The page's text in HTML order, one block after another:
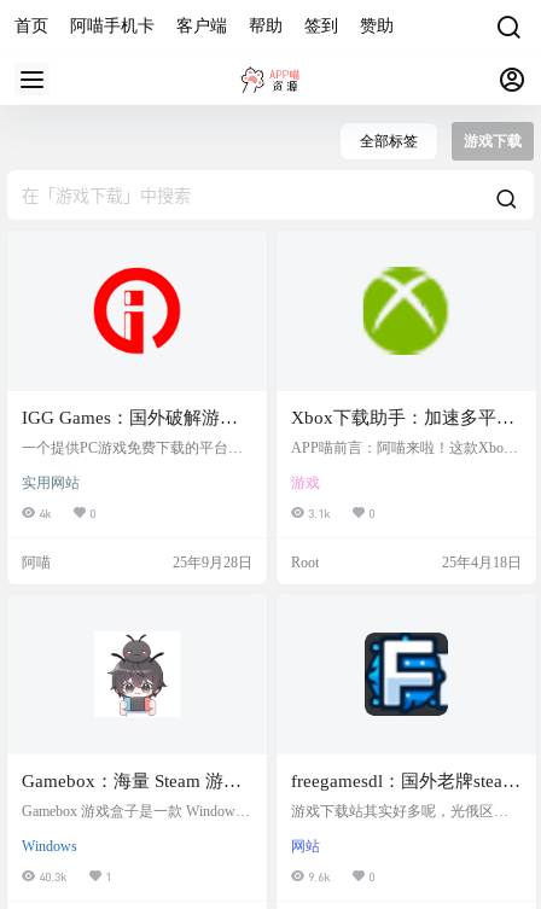
首页 阿喵手机卡 客户端 帮助 签到 赞助
全部标签 游戏下载
IGG Games：国外破解游戏
资源下载站，各种类型电脑
一个提供PC游戏免费下载的平台，
ent下载各种类型的游戏。 涵盖了从
休闲、冒险到策略等多个游戏类
k拦截 网站截图 网站链接
实用网站
4k 0
阿喵 25年9月28日
Xbox下载助手：加速多平台
游戏下载，提升下载体验，
家庭网络和路由器设置，支
持PC下载回传和硬盘导入
APP喵前言：阿喵来啦！这款Xbox
无论是Xbox、微软商店、PS、NS还
是其他游戏平台，只要设置一下DN
载速度慢问题的小伙伴，让你的游
DN服务器加速Xbox、微软商店、P
S、NS、EA app & …
游戏
3.1k 0
Root 25年4月18日
Gamebox：海量 Steam 游戏
Windows下载盒子
Gamebox 游戏盒子是一款 Windows
测试500M带宽，目前下载速度基本
能跑满。软件基于 Electron 开发，内
Windows
40.3k 1
freegamesdl：国外老牌steam
游戏下载站
游戏下载站其实好多呢，光俄区就
一件好事。今天给大家分享一个国
外老牌steam游戏下载站。各种单机
网站
9.6k 0